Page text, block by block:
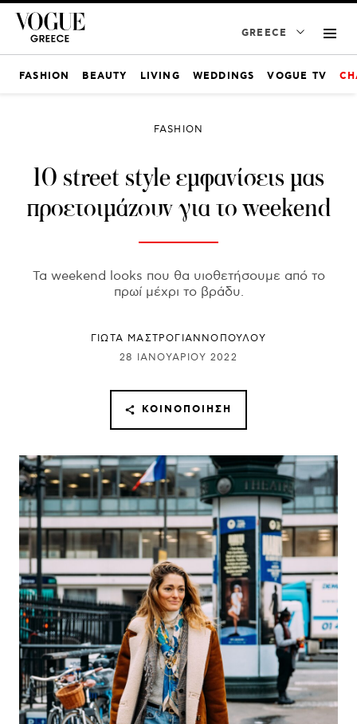
GREECE
FASHION BEAUTY LIVING WEDDINGS VOGUE TV
FASHION
10 street style εμφανίσεις μας
προετοιμάζουν για το weekend
Τα weekend looks που θα υιοθετήσουμε από το
πρωί μέχρι το βράδυ.
ΓΙΩΤΑ ΜΑΣΤΡΟΓΙΑΝΝΟΠΟΥΛΟΥ
28 ΙΑΝΟΥΑΡΊΟΥ 2022
ΚΟΙΝΟΠΟΊΗΣΗ